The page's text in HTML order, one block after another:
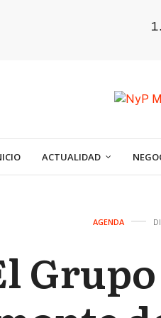
ACTUALIDAD
AGENDA